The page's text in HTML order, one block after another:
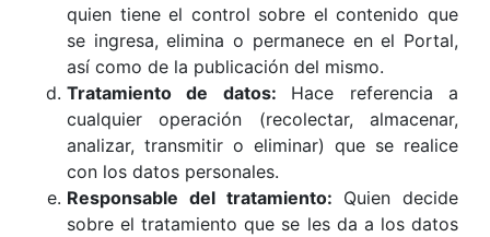
quien tiene el control sobre el contenido que
se ingresa, elimina o permanece en el Portal,
así como de la publicación del mismo.
Tratamiento de datos: Hace referencia a
cualquier operación (recolectar, almacenar,
analizar, transmitir o eliminar) que se realice
con los datos personales.
Responsable del tratamiento: Quien decide
sobre el tratamiento que se les da a los datos